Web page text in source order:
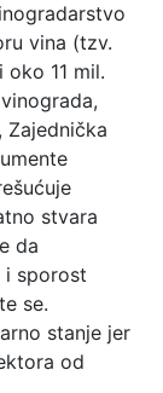
vina (tzv.
oko 11 mil.
stvara
da
sporost
se.
stanje jer
od